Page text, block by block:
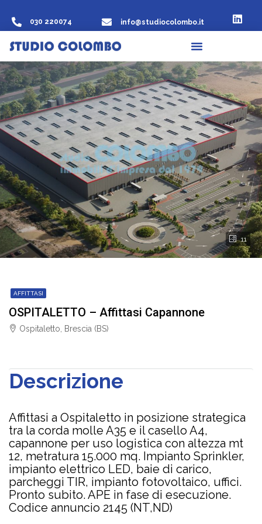
030 220074 info@studiocolombo.it
11
AFFITTASI
OSPITALETTO – Affittasi Capannone
Ospitaletto, Brescia (BS)
Descrizione
Affittasi a Ospitaletto in posizione strategica
tra la corda molle A35 e il casello A4,
capannone per uso logistica con altezza mt
12, metratura 15.000 mq. Impianto Sprinkler,
impianto elettrico LED, baie di carico,
parcheggi TIR, impianto fotovoltaico, uffici.
Pronto subito. APE in fase di esecuzione.
Codice annuncio 2145 (NT,ND)